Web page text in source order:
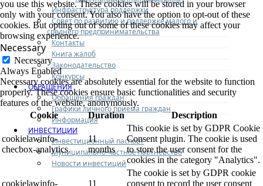
Инфраструктура поддержки
Совет по развитию и поддержке малого и
среднего предпринимательства
Контакты
Книга жалоб
Законодательство
Конкурсы
ОБРАЩЕНИЯ
Обращения граждан
Графики личного приема граждан
Информация
ИНВЕСТИЦИИ
Инвестиционный паспорт
Муниципально-частное партнерство
Новости инвестиций
you use this website. These cookies will be stored in your browser
only with your consent. You also have the option to opt-out of these
cookies. But opting out of some of these cookies may affect your
browsing experience.
Necessary
Necessary
Always Enabled
Necessary cookies are absolutely essential for the website to function
properly. These cookies ensure basic functionalities and security
features of the website, anonymously.
Cookie
Duration Description
cookielawinfo-
checbox-analytics
11
months
This cookie is set by GDPR Cookie
Consent plugin. The cookie is used
to store the user consent for the
cookies in the category "Analytics".
cookielawinfo-
11
The cookie is set by GDPR cookie
consent to record the user consent